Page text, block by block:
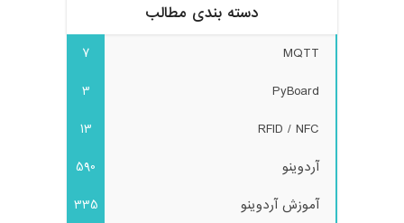
دسته بندی مطالب
MQTT
7
PyBoard
3
RFID / NFC
13
آردوینو
590
آموزش آردوینو
335